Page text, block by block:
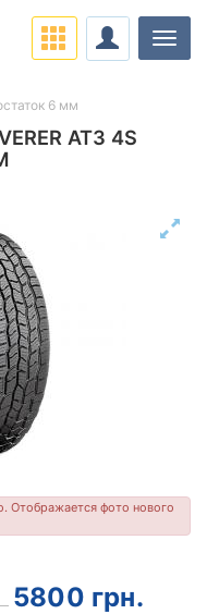
AT3 4S
Отображается фото нового
5800 грн.
6 мм